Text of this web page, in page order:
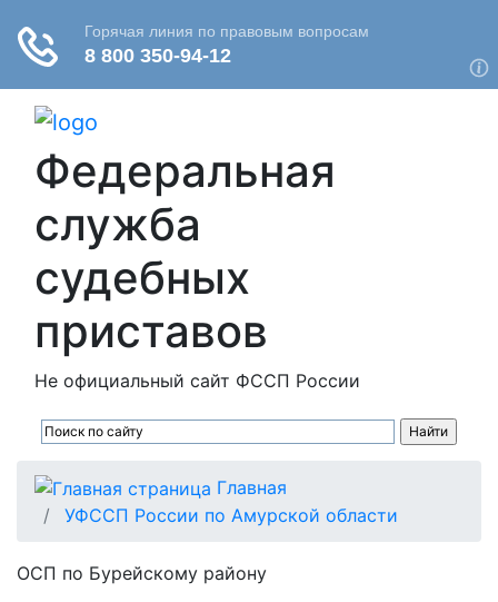
Федеральная
служба
судебных
приставов
Не официальный сайт ФССП России
Главная
УФССП России по Амурской области
ОСП по Бурейскому району